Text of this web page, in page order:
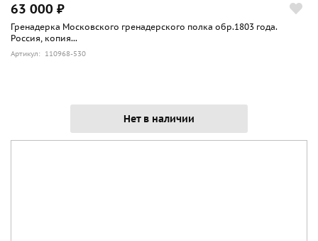
63 000 ₽
Гренадерка Московского гренадерского полка обр.1803 года.
Россия, копия...
Артикул: 110968-530
Нет в наличии